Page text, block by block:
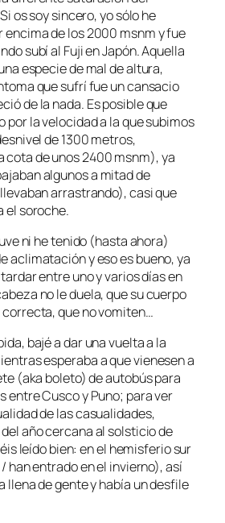
os soy sincero, yo sólo he
encima de los 2000 msnm y fue
subí al Fuji en Japón. Aquella
especie de mal de altura,
que sufrí fue un cansacio
de la nada. Es posible que
por la velocidad a la que subimos
de 1300 metros,
cota de unos 2400 msnm), ya
algunos a mitad de
arrastrando), casi que
el soroche.
ni he tenido (hasta ahora)
aclimatación y eso es bueno, ya
entre uno y varios días en
no le duela, que su cuerpo
que no vomiten…
bajé a dar una vuelta a la
esperaba a que vienesen a
(aka boleto) de autobús para
entre Cusco y Puno; para ver
de las casualidades,
año cercana al solsticio de
leído bien: en el hemisferio sur
han entrado en el invierno), así
llena de gente y había un desfile